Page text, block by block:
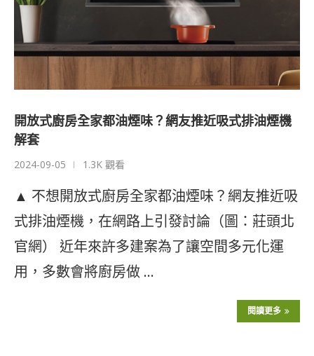
開放式廚房全家都油煙味？網友推近吸式排油煙機
解套
2024-09-05 1.3K 觀看
▲ 不想開放式廚房全家都油煙味？網友推近吸
式排油煙機，在網路上引發討論（圖：莊頭北
官網） 近年來許多建案為了讓空間多元化運
用，多數會將廚房做 …
閱讀更多